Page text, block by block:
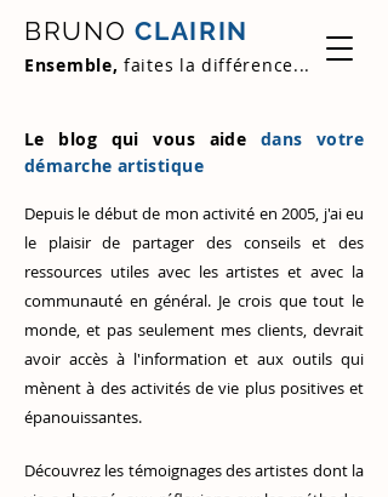
BRUNO CLAIRIN
Ensemble, faites la différence...
Le blog qui vous aide dans votre
démarche artistique
Depuis le début de mon activité en 2005, j'ai eu
le plaisir de partager des conseils et des
ressources utiles avec les artistes et avec la
communauté en général. Je crois que tout le
monde, et pas seulement mes clients, devrait
avoir accès à l'information et aux outils qui
mènent à des activités de vie plus positives et
épanouissantes.
Découvrez les témoignages des artistes dont la